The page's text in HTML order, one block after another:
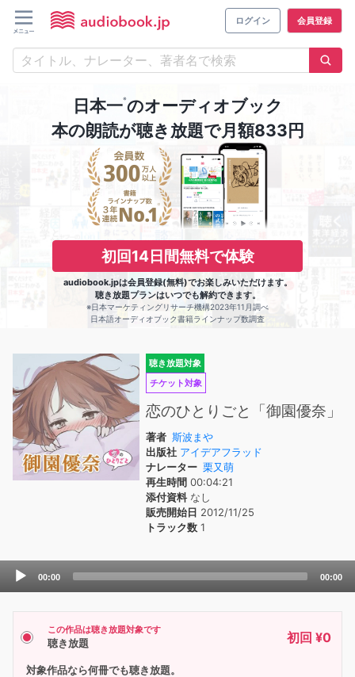
ログイン 会員登録
日本一※のオーディオブック
本の朗読が聴き放題で月額833円
初回14日間無料で体験
audiobook.jpは会員登録(無料)でお楽しみいただけます。
聴き放題プランはいつでも解約できます。
※日本マーケティングリサーチ機構2023年11月調べ
日本語オーディオブック書籍ラインナップ数調査
聴き放題対象
チケット対象
恋のひとりごと「御園優奈」
著者 斯波まや
出版社 アイデアフラッド
ナレーター 栗又萌
再生時間 00:04:21
添付資料なし
販売開始日 2012/11/25
トラック数 1
Audio
00:00 00:00
この作品は聴き放題対象です
聴き放題 初回 ¥0
対象作品なら何冊でも聴き放題。